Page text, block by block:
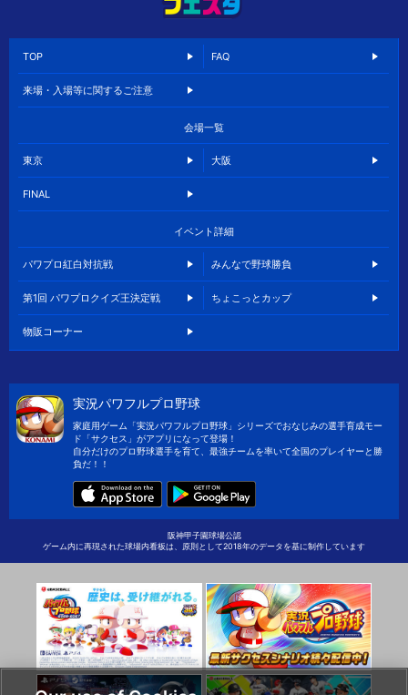
TOP FAQ
来場・入場等に関するご注意
会場一覧
東京 大阪
FINAL
イベント詳細
パワプロ紅白対抗戦 みんなで野球勝負
第1回 パワプロクイズ王決定戦 ちょこっとカップ
物販コーナー
実況パワフルプロ野球
家庭用ゲーム「実況パワフルプロ野球」シリーズでおなじみの選手育成モー
ド「サクセス」がアプリになって登場！
自分だけのプロ野球選手を育て、最強チームを率いて全国のプレイヤーと勝
負だ！！
阪神甲子園球場公認
ゲーム内に再現された球場内看板は、原則として2018年のデータを基に制作しています